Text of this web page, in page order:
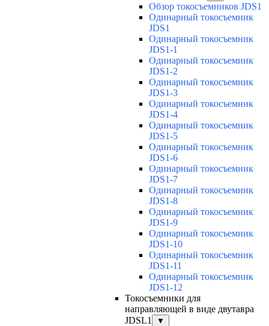
Обзор токосъемников JDS1
Одинарный токосъемник
JDS1
Одинарный токосъемник
JDS1-1
Одинарный токосъемник
JDS1-2
Одинарный токосъемник
JDS1-3
Одинарный токосъемник
JDS1-4
Одинарный токосъемник
JDS1-5
Одинарный токосъемник
JDS1-6
Одинарный токосъемник
JDS1-7
Одинарный токосъемник
JDS1-8
Одинарный токосъемник
JDS1-9
Одинарный токосъемник
JDS1-10
Одинарный токосъемник
JDS1-11
Одинарный токосъемник
JDS1-12
Токосъемники для
направляющей в виде двутавра
JDSL1
▼